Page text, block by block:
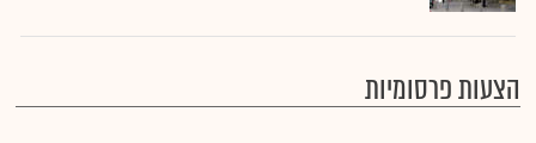
הצעות פרסומיות